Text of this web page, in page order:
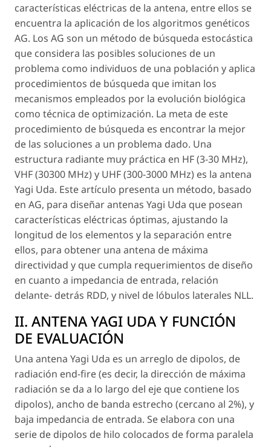
características eléctricas de la antena, entre ellos se
encuentra la aplicación de los algoritmos genéticos
AG. Los AG son un método de búsqueda estocástica
que considera las posibles soluciones de un
problema como individuos de una población y aplica
procedimientos de búsqueda que imitan los
mecanismos empleados por la evolución biológica
como técnica de optimización. La meta de este
procedimiento de búsqueda es encontrar la mejor
de las soluciones a un problema dado. Una
estructura radiante muy práctica en HF (3-30 MHz),
VHF (30300 MHz) y UHF (300-3000 MHz) es la antena
Yagi Uda. Este artículo presenta un método, basado
en AG, para diseñar antenas Yagi Uda que posean
características eléctricas óptimas, ajustando la
longitud de los elementos y la separación entre
ellos, para obtener una antena de máxima
directividad y que cumpla requerimientos de diseño
en cuanto a impedancia de entrada, relación
delante- detrás RDD, y nivel de lóbulos laterales NLL.
II. ANTENA YAGI UDA Y FUNCIÓN
DE EVALUACIÓN
Una antena Yagi Uda es un arreglo de dipolos, de
radiación end-fire (es decir, la dirección de máxima
radiación se da a lo largo del eje que contiene los
dipolos), ancho de banda estrecho (cercano al 2%), y
baja impedancia de entrada. Se elabora con una
serie de dipolos de hilo colocados de forma paralela